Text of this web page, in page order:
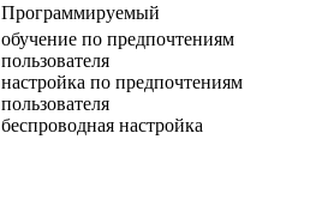
Программируемый
обучение по предпочтениям
пользователя
настройка по предпочтениям
пользователя
беспроводная настройка